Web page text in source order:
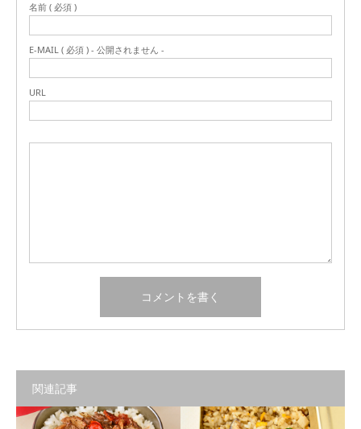
名前 ( 必須 )
E-MAIL ( 必須 ) - 公開されません -
URL
関連記事